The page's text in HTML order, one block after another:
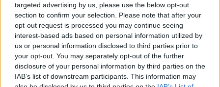
targeted advertising by us, please use the below opt-out
section to confirm your selection. Please note that after your
opt-out request is processed you may continue seeing
interest-based ads based on personal information utilized by
us or personal information disclosed to third parties prior to
your opt-out. You may separately opt-out of the further
disclosure of your personal information by third parties on the
IAB’s list of downstream participants. This information may